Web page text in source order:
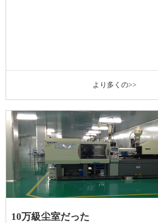
より多くの>>
10万級尘室だった